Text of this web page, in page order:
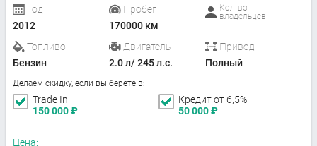
Год
2012
Пробег
170000 км
Кол-во
владельцев
Топливо
Бензин
Двигатель
2.0 л/ 245 л.с.
Привод
Полный
Делаем скидку, если вы берете в:
Trade In
150 000₽
Кредит от 6,5%
50 000₽
Цена: